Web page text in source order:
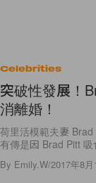
Celebrities
突破性發展！
消離婚！
荷里活模範夫妻
有傳是因 Brad Pitt
By Emily.W/2017年8月